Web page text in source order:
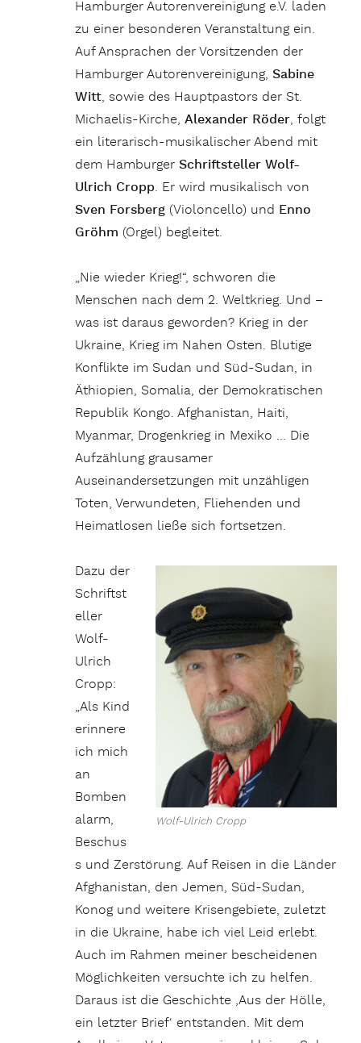
Hamburger Autorenvereinigung e.V. laden
zu einer besonderen Veranstaltung ein.
Auf Ansprachen der Vorsitzenden der
Hamburger Autorenvereinigung, Sabine
Witt, sowie des Hauptpastors der St.
Michaelis-Kirche,Alexander Röder, folgt
ein literarisch-musikalischer Abend mit
dem Hamburger Schriftsteller Wolf-
Ulrich Cropp. Er wird musikalisch von
Sven Forsberg (Violoncello) und Enno
Gröhm (Orgel) begleitet.
„Nie wieder Krieg!“, schworen die
Menschen nach dem 2. Weltkrieg. Und –
was ist daraus geworden? Krieg in der
Ukraine, Krieg im Nahen Osten. Blutige
Konflikte im Sudan und Süd-Sudan, in
Äthiopien, Somalia, der Demokratischen
Republik Kongo. Afghanistan, Haiti,
Myanmar, Drogenkrieg in Mexiko … Die
Aufzählung grausamer
Auseinandersetzungen mit unzähligen
Toten, Verwundeten, Fliehenden und
Heimatlosen ließe sich fortsetzen.
Wolf-Ulrich Cropp
Dazu der
Schriftst
eller
Wolf-
Ulrich
Cropp:
„Als Kind
erinnere
ich mich
an
Bomben
alarm,
Beschus
s und Zerstörung. Auf Reisen in die Länder
Afghanistan, den Jemen, Süd-Sudan,
Konog und weitere Krisengebiete, zuletzt
in die Ukraine, habe ich viel Leid erlebt.
Auch im Rahmen meiner bescheidenen
Möglichkeiten versuchte ich zu helfen.
Daraus ist die Geschichte ‚Aus der Hölle,
ein letzter Brief‘ entstanden. Mit dem